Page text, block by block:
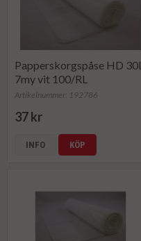
Papperskorgspåse HD 30L
7my vit 100/RL
Artikelnummer: 192786
37 kr
INFO KÖP